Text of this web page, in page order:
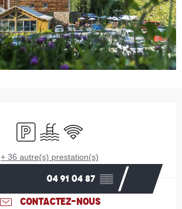
ParkingPiscineWiFi
+ 36 autre(s) prestation(s)
04 91 04 87 ▒▒
CONTACTEZ-NOUS